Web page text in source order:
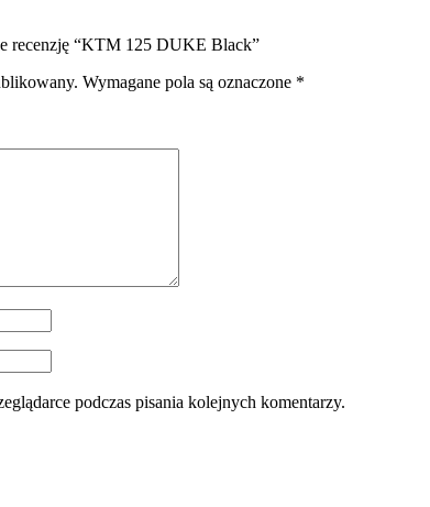
recenzję “KTM 125 DUKE Black”
Wymagane pola są oznaczone *
podczas pisania kolejnych komentarzy.